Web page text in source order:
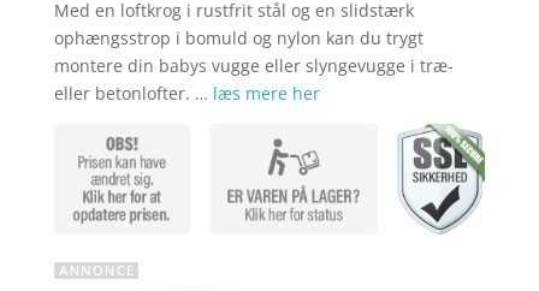
var:
kr.
pris
er:
kr.
Med en loftkrog i rustfrit stål og en slidstærk
ophængsstrop i bomuld og nylon kan du trygt
montere din babys vugge eller slyngevugge i træ-
eller betonlofter. … læs mere her